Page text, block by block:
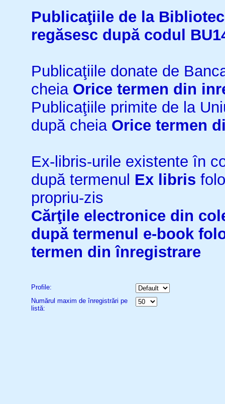
Publicaţiile de la
regăsesc după codul
Publicaţiile donate de
cheia Orice termen din
Publicaţiile primite de la
după cheia Orice termen
Ex-libris-urile existente în
după termenul Ex libris
propriu-zis
Cărţile electronice din
după termenul e-book
termen din înregistrare
Profile:
Numărul maxim de înregistrări pe
listă: